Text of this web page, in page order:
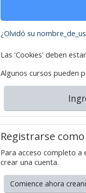
Visión
Líneas
Acciones
Grupo
Participantes
Eventos
¿Olvidó su
Las 'Cookies' deben
Algunos cursos pueden
Registrarse
Para acceso completo
crear una cuenta.
Comience ahora